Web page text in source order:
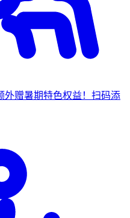
外赠暑期特色权益！ 扫码添